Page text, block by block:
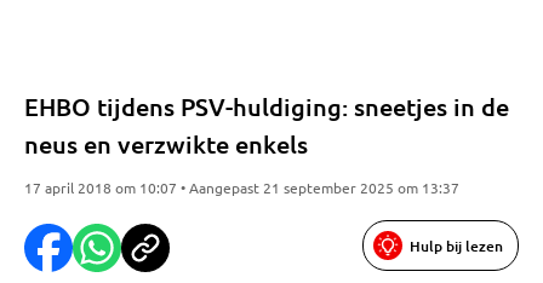
EHBO tijdens PSV-huldiging: sneetjes in de
neus en verzwikte enkels
17 april 2018 om 10:07 • Aangepast 21 september 2025 om 13:37
Hulp bij lezen